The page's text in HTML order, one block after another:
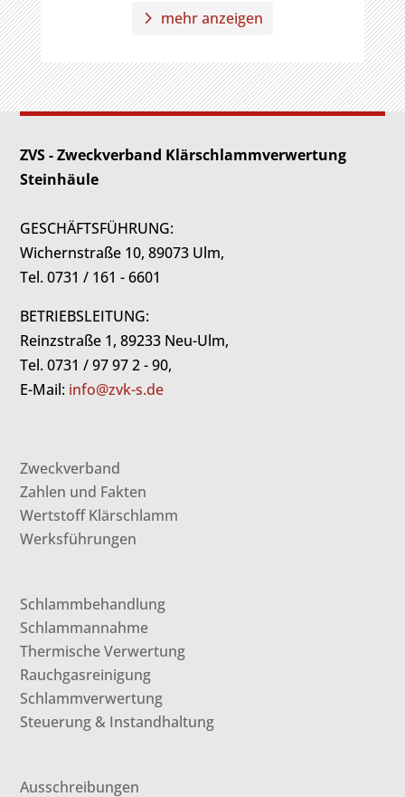
mehr anzeigen
ZVS - Zweckverband Klärschlammverwertung
Steinhäule
GESCHÄFTSFÜHRUNG:
Wichernstraße 10, 89073 Ulm,
Tel. 0731 / 161 - 6601
BETRIEBSLEITUNG:
Reinzstraße 1, 89233 Neu-Ulm,
Tel. 0731 / 97 97 2 - 90,
E-Mail: info@zvk-s.de
Zweckverband
Zahlen und Fakten
Wertstoff Klärschlamm
Werksführungen
Schlammbehandlung
Schlammannahme
Thermische Verwertung
Rauchgasreinigung
Schlammverwertung
Steuerung & Instandhaltung
Ausschreibungen